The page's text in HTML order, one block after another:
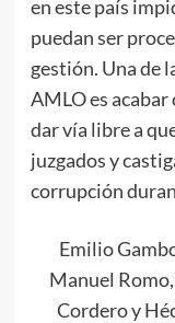
en este país
puedan ser
gestión. Una de
AMLO es
dar vía libre a
juzgados y
corrupción
Emilio
Manuel
Cordero y